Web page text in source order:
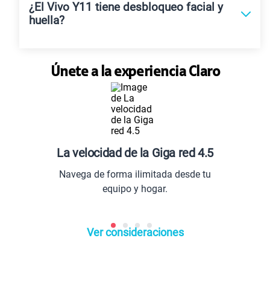
¿El Vivo Y11 tiene desbloqueo facial y
huella?
Únete a la experiencia Claro
de la Giga red 4.5
forma ilimitada desde tu
Disfruta de
Ver consideraciones